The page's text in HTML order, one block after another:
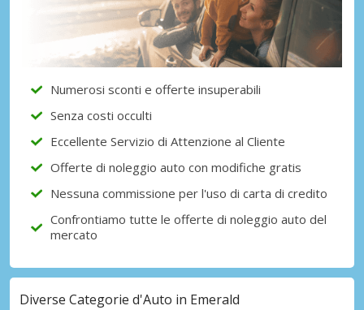
Numerosi sconti e offerte insuperabili
Senza costi occulti
Eccellente Servizio di Attenzione al Cliente
Offerte di noleggio auto con modifiche gratis
Nessuna commissione per l'uso di carta di credito
Confrontiamo tutte le offerte di noleggio auto del
mercato
Diverse Categorie d'Auto in Emerald